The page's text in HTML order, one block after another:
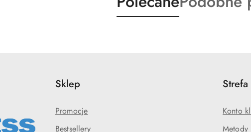
o
o
Sklep
Promocje
Bestsellery
Konto
Metody